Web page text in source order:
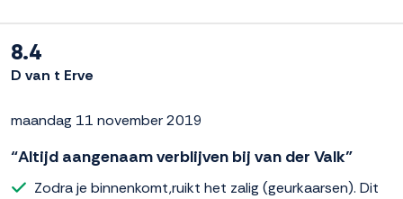
8.4
D van t Erve
maandag 11 november 2019
“Altijd aangenaam verblijven bij van der Valk”
Zodra je binnenkomt,ruikt het zalig (geurkaarsen). Dit